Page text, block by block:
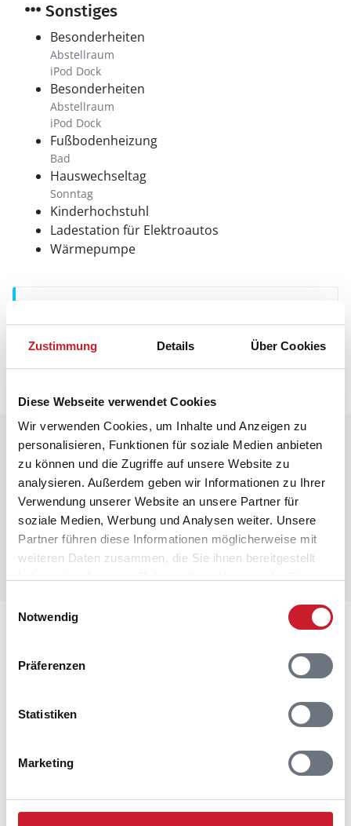
Zustimmung Details Über Cookies
Diese Webseite verwendet Cookies
Wir verwenden Cookies, um Inhalte und Anzeigen zu
personalisieren, Funktionen für soziale Medien anbieten
zu können und die Zugriffe auf unsere Website zu
analysieren. Außerdem geben wir Informationen zu Ihrer
Verwendung unserer Website an unsere Partner für
soziale Medien, Werbung und Analysen weiter. Unsere
Partner führen diese Informationen möglicherweise mit
weiteren Daten zusammen, die Sie ihnen bereitgestellt
Notwendig
Präferenzen
Statistiken
Marketing
Sonstiges
Besonderheiten
Abstellraum
iPod Dock
Besonderheiten
Abstellraum
iPod Dock
Fußbodenheizung
Bad
Hauswechseltag
Sonntag
Kinderhochstuhl
Ladestation für Elektroautos
Wärmepumpe
Die aktuellen Verbrauchskosten finden Sie im
nächsten Schritt im Buchungsformular.
Raumaufteilung
Lageplan
Adresse
Hedetoftvej 106